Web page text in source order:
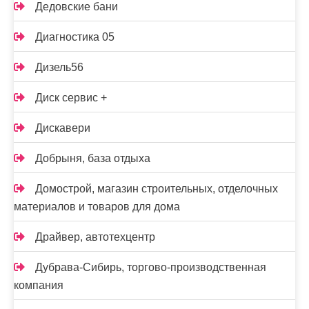
Дедовские бани
Диагностика 05
Дизель56
Диск сервис +
Дискавери
Добрыня, база отдыха
Домострой, магазин строительных, отделочных
материалов и товаров для дома
Драйвер, автотехцентр
Дубрава-Сибирь, торгово-производственная
компания